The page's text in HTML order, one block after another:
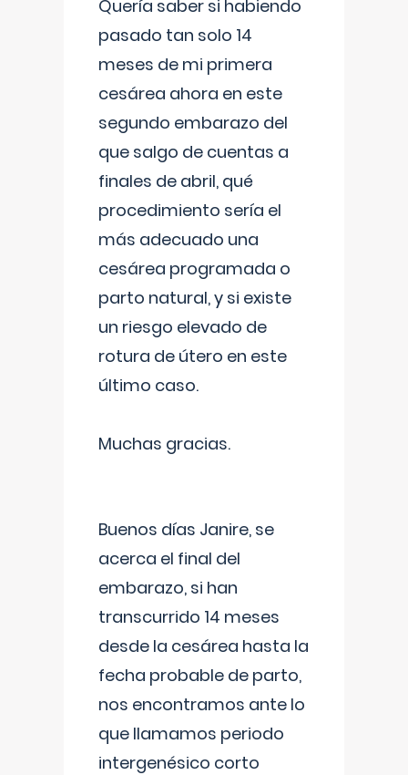
Quería saber si habiendo
pasado tan solo 14
meses de mi primera
cesárea ahora en este
segundo embarazo del
que salgo de cuentas a
finales de abril, qué
procedimiento sería el
más adecuado una
cesárea programada o
parto natural, y si existe
un riesgo elevado de
rotura de útero en este
último caso.
Muchas gracias.
Buenos días Janire, se
acerca el final del
embarazo, si han
transcurrido 14 meses
desde la cesárea hasta la
fecha probable de parto,
nos encontramos ante lo
que llamamos periodo
intergenésico corto